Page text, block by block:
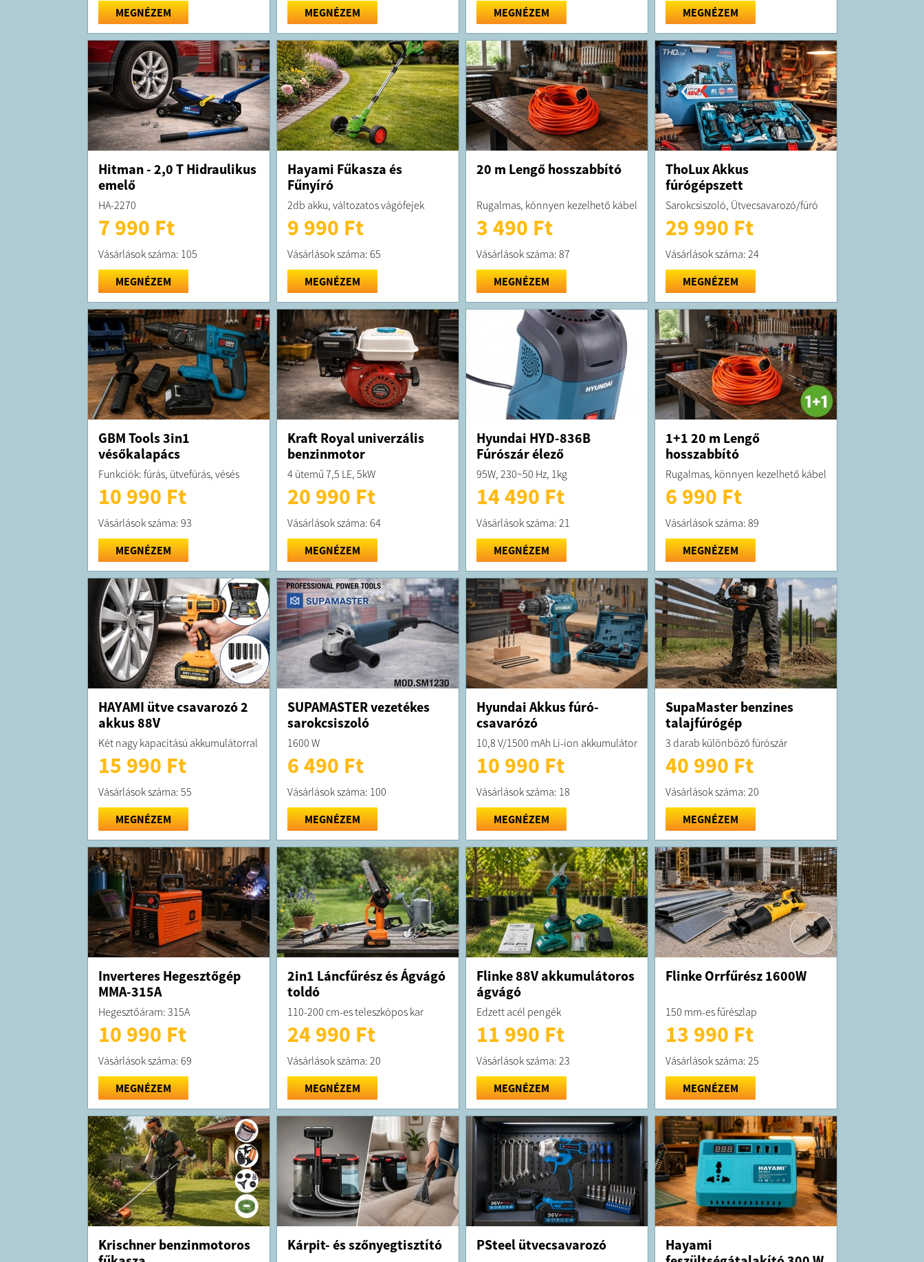
MEGNÉZEM
MEGNÉZEM
MEGNÉZEM
MEGNÉZEM
Hitman - 2,0 T Hidraulikus
emelő
HA-2270
7 990 Ft
Vásárlások száma: 105
MEGNÉZEM
Hayami Fűkasza és
Fűnyíró
2db akku, változatos vágófejek
9 990 Ft
Vásárlások száma: 65
MEGNÉZEM
20 m Lengő hosszabbító
Rugalmas, könnyen kezelhető kábel
3 490 Ft
Vásárlások száma: 87
MEGNÉZEM
ThoLux Akkus
fúrógépszett
Sarokcsiszoló, Ütvecsavarozó/fúró
29 990 Ft
Vásárlások száma: 24
MEGNÉZEM
GBM Tools 3in1
vésőkalapács
Funkciók: fúrás, ütvefúrás, vésés
10 990 Ft
Vásárlások száma: 93
MEGNÉZEM
Kraft Royal univerzális
benzinmotor
4 ütemű 7,5 LE, 5kW
20 990 Ft
Vásárlások száma: 64
MEGNÉZEM
Hyundai HYD-836B
Fúrószár élező
95W, 230~50 Hz, 1kg
14 490 Ft
Vásárlások száma: 21
MEGNÉZEM
1+1 20 m Lengő
hosszabbító
Rugalmas, könnyen kezelhető kábel
6 990 Ft
Vásárlások száma: 89
MEGNÉZEM
HAYAMI ütve csavarozó 2
akkus 88V
Két nagy kapacitású akkumulátorral
15 990 Ft
Vásárlások száma: 55
MEGNÉZEM
SUPAMASTER vezetékes
sarokcsiszoló
1600 W
6 490 Ft
Vásárlások száma: 100
MEGNÉZEM
Hyundai Akkus fúró-
csavarózó
10,8 V/1500 mAh Li-ion akkumulátor
10 990 Ft
Vásárlások száma: 18
MEGNÉZEM
SupaMaster benzines
talajfúrógép
3 darab különböző fúrószár
40 990 Ft
Vásárlások száma: 20
MEGNÉZEM
Inverteres Hegesztőgép
MMA-315A
Hegesztőáram: 315A
10 990 Ft
Vásárlások száma: 69
MEGNÉZEM
2in1 Láncfűrész és Ágvágó
toldó
110-200 cm-es teleszkópos kar
24 990 Ft
Vásárlások száma: 20
MEGNÉZEM
Flinke 88V akkumulátoros
ágvágó
Edzett acél pengék
11 990 Ft
Vásárlások száma: 23
MEGNÉZEM
Flinke Orrfűrész 1600W
150 mm-es fűrészlap
13 990 Ft
Vásárlások száma: 25
MEGNÉZEM
Krischner benzinmotoros
Kárpit- és szőnyegtisztító PSteel ütvecsavarozó
Hayami